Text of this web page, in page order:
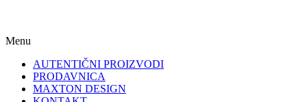
Menu
AUTENTIČNI PROIZVODI
PRODAVNICA
MAXTON DESIGN